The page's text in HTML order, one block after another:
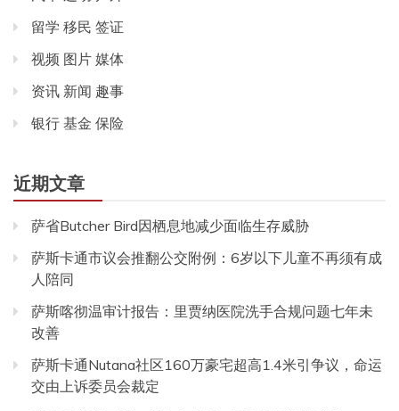
留学 移民 签证
视频 图片 媒体
资讯 新闻 趣事
银行 基金 保险
近期文章
萨省Butcher Bird因栖息地减少面临生存威胁
萨斯卡通市议会推翻公交附例：6岁以下儿童不再须有成
人陪同
萨斯喀彻温审计报告：里贾纳医院洗手合规问题七年未
改善
萨斯卡通Nutana社区160万豪宅超高1.4米引争议，命运
交由上诉委员会裁定